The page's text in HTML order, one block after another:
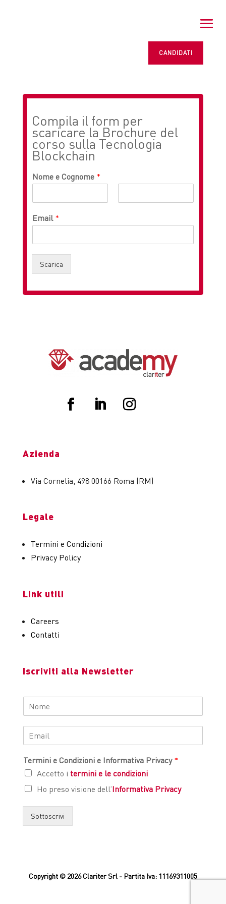
CANDIDATI
Compila il form per
scaricare la Brochure del
corso sulla Tecnologia
Blockchain
Nome e Cognome *
Email *
Scarica
Azienda
Via Cornelia, 498 00166 Roma (RM)
Legale
Termini e Condizioni
Privacy Policy
Link utili
Careers
Contatti
Iscriviti alla Newsletter
Termini e Condizioni e Informativa Privacy *
Accetto i termini e le condizioni
Ho preso visione dell’Informativa Privacy
Sottoscrivi
Copyright © 2026 Clariter Srl - Partita Iva: 11169311005